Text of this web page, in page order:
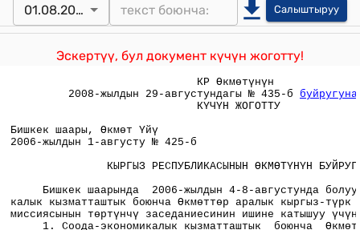
01.08.2006 Салыштыруу
Эскертүү, бул документ күчүн жоготту!